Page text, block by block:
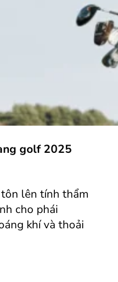
golf 2025
lên tính thẩm
cho phái
khí và thoải